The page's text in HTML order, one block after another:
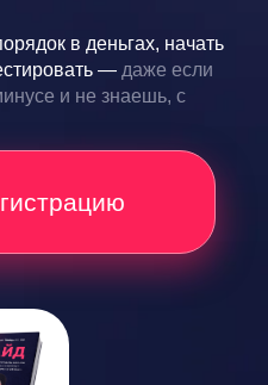
в деньгах, начать
— даже если
и не знаешь, с